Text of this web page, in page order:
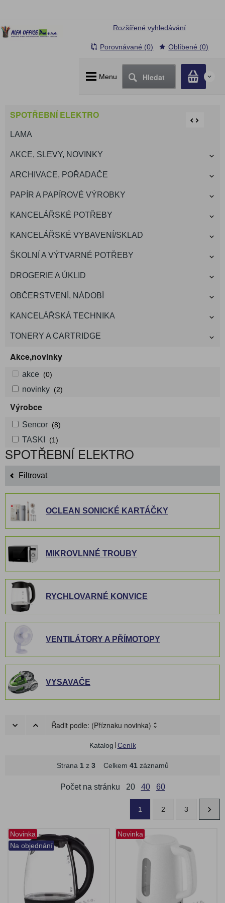
Menu Hledat 0
Rozšířené vyhledávání
Porovnávané (0) Oblíbené (0)
SPOTŘEBNÍ ELEKTRO
LAMA
AKCE, SLEVY, NOVINKY
ARCHIVACE, POŘADAČE
PAPÍR A PAPÍROVÉ VÝROBKY
KANCELÁŘSKÉ POTŘEBY
KANCELÁŘSKÉ VYBAVENÍ/SKLAD
ŠKOLNÍ A VÝTVARNÉ POTŘEBY
DROGERIE A ÚKLID
OBČERSTVENÍ, NÁDOBÍ
KANCELÁŘSKÁ TECHNIKA
TONERY A CARTRIDGE
Akce,novinky
akce (0)
novinky (2)
Výrobce
Sencor (8)
TASKI (1)
SPOTŘEBNÍ ELEKTRO
Filtrovat
OCLEAN SONICKÉ KARTÁČKY
MIKROVLNNÉ TROUBY
RYCHLOVARNÉ KONVICE
VENTILÁTORY A PŘÍMOTOPY
VYSAVAČE
Řadit podle: (Příznaku novinka)
Katalog Ceník
Strana 1z 3Celkem 41záznamů
Počet na stránku 20 40 60
1 2 3
Novinka
Na objednání
Novinka